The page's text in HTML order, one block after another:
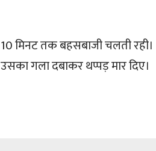
मिनट तक बहसबाजी चलती रही।
गला दबाकर थप्पड़ मार दिए।